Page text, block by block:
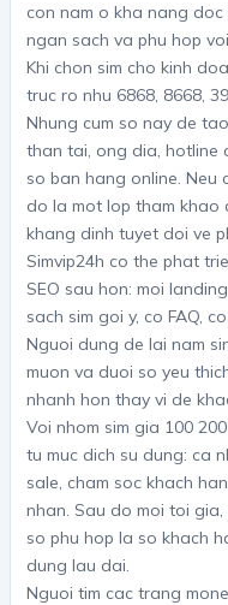
con nam o kha nang
ngan sach va phu hop
Khi chon sim cho kinh
truc ro nhu 6868, 8668,
Nhung cum so nay de
than tai, ong dia, hotline
so ban hang online. Neu
do la mot lop tham khao
khang dinh tuyet doi ve
Simvip24h co the phat
SEO sau hon: moi
sach sim goi y, co FAQ,
Nguoi dung de lai nam
muon va duoi so yeu
nhanh hon thay vi de
Voi nhom sim gia 100
tu muc dich su dung: ca
sale, cham soc khach
nhan. Sau do moi toi
so phu hop la so khach
dung lau dai.
Nguoi tim cac trang